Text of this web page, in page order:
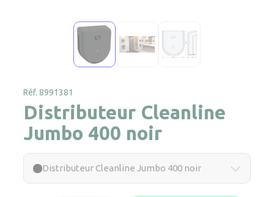
Réf. 8991381
Distributeur Cleanline
Jumbo 400 noir
Distributeur Cleanline Jumbo 400 noir